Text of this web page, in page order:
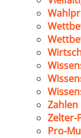
Zahlen
Zelter-
Pro-